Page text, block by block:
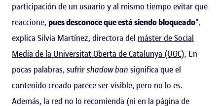
participación de un usuario y al mismo tiempo evitar que
reaccione, pues desconoce que está siendo bloqueado",
explica Silvia Martínez, directora del máster de Social
Media de la Universitat Oberta de Catalunya (UOC). En
pocas palabras, sufrirshadow ban significa que el
contenido creado parece ser visible, pero no lo es.
Además, la red no lo recomienda (ni en la página de